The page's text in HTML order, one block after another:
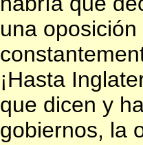
una
¡Hasta
que dicen y
gobiernos, la